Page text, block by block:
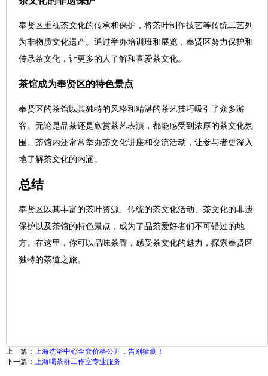
奉贤区重视茶文化的传承和保护，将茶叶制作技艺等传统工艺列
为非物质文化遗产。通过举办培训班和展览，奉贤区努力保护和
传承茶文化，让更多的人了解和喜爱茶文化。
茶馆成为奉贤区的特色景点
奉贤区的茶馆以其独特的风格和精湛的茶艺技巧吸引了众多游
客。无论是品茶还是欣赏茶艺表演，都能感受到浓厚的茶文化氛
围。茶馆内还常常举办茶文化讲座和交流活动，让参与者更深入
地了解茶文化的内涵。
总结
奉贤区以其丰富的茶叶资源、传统的茶文化活动、茶文化的非遗
保护以及茶馆的特色景点，成为了品茶爱好者们不可错过的地
方。在这里，你可以品味茶香，感受茶文化的魅力，探索奉贤区
独特的茶道之旅。
上一篇： 上海洗浴中心全套价格公开，告别猜测！
下一篇： 上海喝茶群工作室专业服务